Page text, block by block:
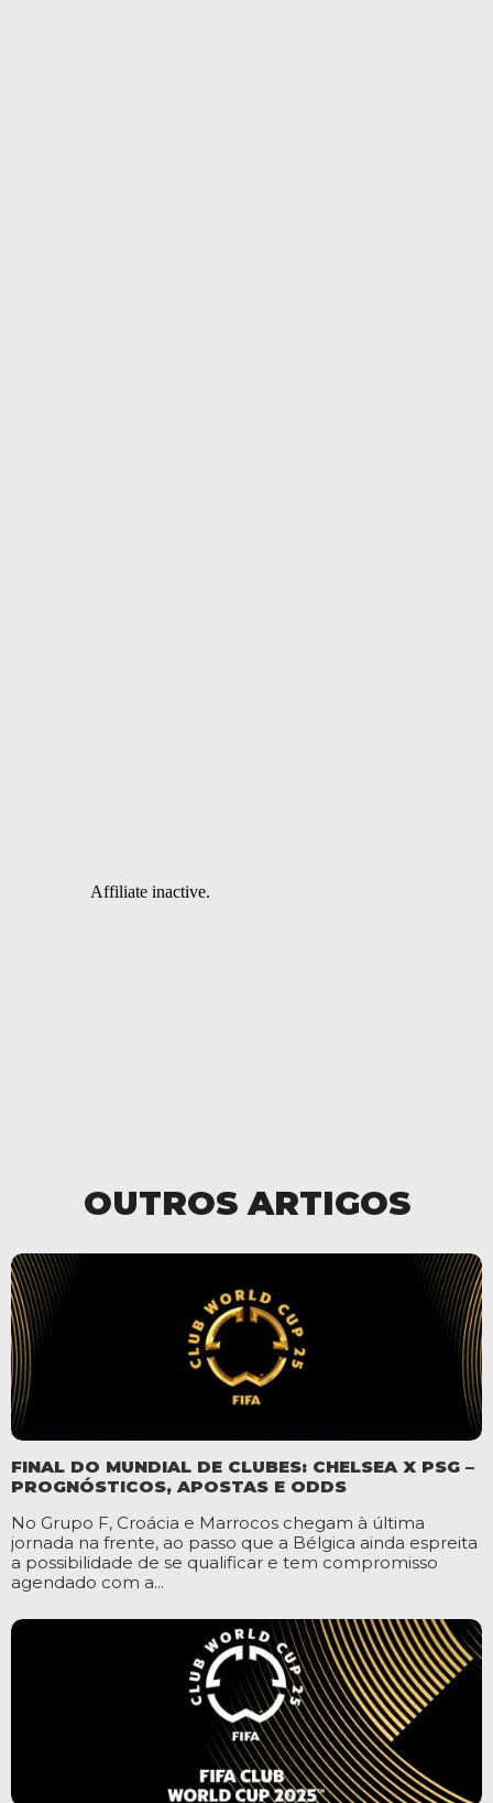
OUTROS ARTIGOS
FINAL DO MUNDIAL DE CLUBES: CHELSEA X PSG –
PROGNÓSTICOS, APOSTAS E ODDS
No Grupo F, Croácia e Marrocos chegam à última
jornada na frente, ao passo que a Bélgica ainda espreita
a possibilidade de se qualificar e tem compromisso
agendado com a...